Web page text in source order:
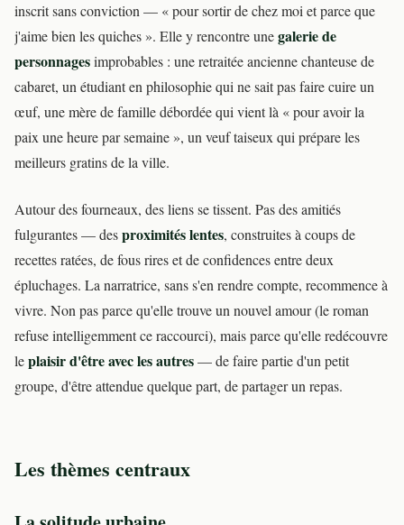
inscrit sans conviction — « pour sortir de chez moi et parce que
j'aime bien les quiches ». Elle y rencontre unegalerie de
personnagesimprobables : une retraitée ancienne chanteuse de
cabaret, un étudiant en philosophie qui ne sait pas faire cuire un
œuf, une mère de famille débordée qui vient là « pour avoir la
paix une heure par semaine », un veuf taiseux qui prépare les
meilleurs gratins de la ville.
Autour des fourneaux, des liens se tissent. Pas des amitiés
fulgurantes — desproximités lentes, construites à coups de
recettes ratées, de fous rires et de confidences entre deux
épluchages. La narratrice, sans s'en rendre compte, recommence à
vivre. Non pas parce qu'elle trouve un nouvel amour (le roman
refuse intelligemment ce raccourci), mais parce qu'elle redécouvre
leplaisir d'être avec les autres— de faire partie d'un petit
groupe, d'être attendue quelque part, de partager un repas.
Les thèmes centraux